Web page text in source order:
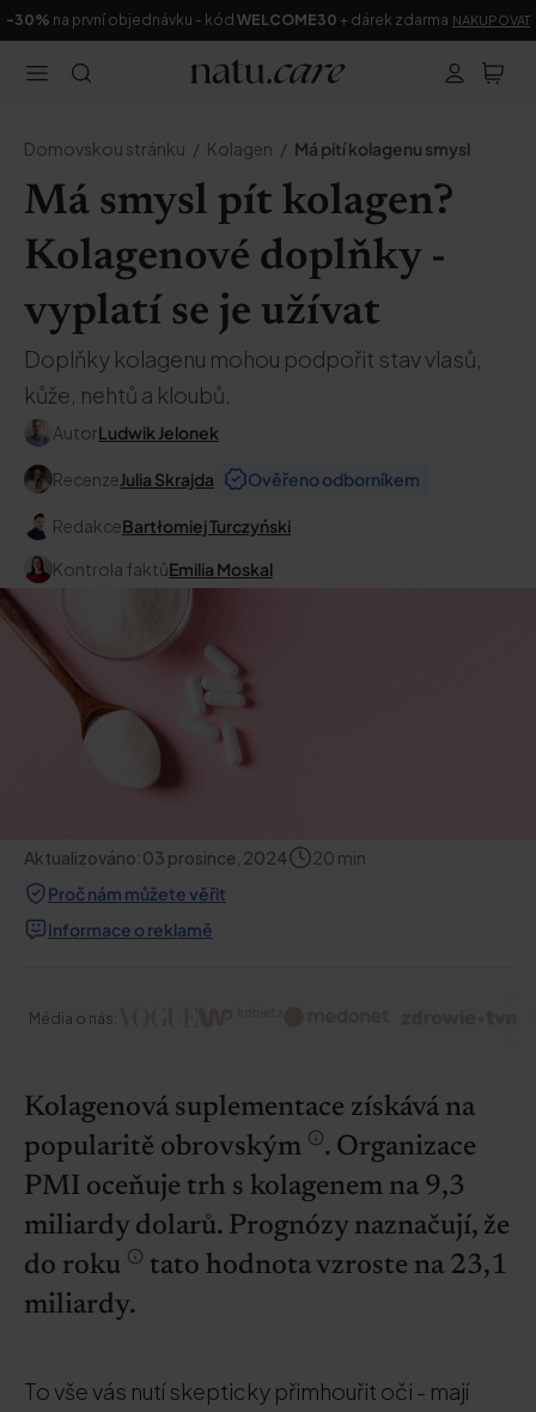
-30% na první objednávku - kód WELCOME30 + dárek zdarma NAKUPOVAT
Domovskou stránku Kolagen Má pití kolagenu smysl
Má smysl pít kolagen?
Kolagenové doplňky -
vyplatí se je užívat
Doplňky kolagenu mohou podpořit stav vlasů,
kůže, nehtů a kloubů.
AutorLudwik Jelonek
RecenzeJulia Skrajda Ověřeno odborníkem
RedakceBartłomiej Turczyński
Kontrola faktůEmilia Moskal
Aktualizováno:03 prosince, 2024 20 min
Proč nám můžete věřit
Informace o reklamě
Média o nás:
Kolagenová suplementace získává na
popularitě obrovským
. Organizace
PMI oceňuje trh s kolagenem na 9,3
miliardy dolarů. Prognózy naznačují, že
do roku
tato hodnota vzroste na 23,1
miliardy.
To vše vás nutí skepticky přimhouřit oči - mají